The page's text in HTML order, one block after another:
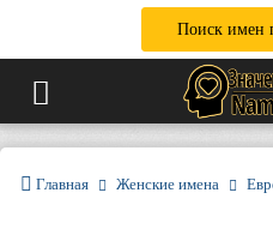
Поиск имен
Главная Женские имена